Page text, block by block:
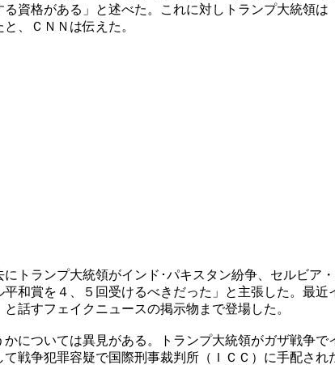
資格がある」と述べた。これに対しトランプ大統領
、ＣＮＮは伝えた。
トランプ大統領がインド･パキスタン紛争、セルビア
和賞を４、５回受けるべきだった」と主張した。最
話すフェイクニュースの掲示物まで登場した。
については異見がある。トランプ大統領がガザ戦争
戦争犯罪容疑で国際刑事裁判所（ＩＣＣ）に手配され